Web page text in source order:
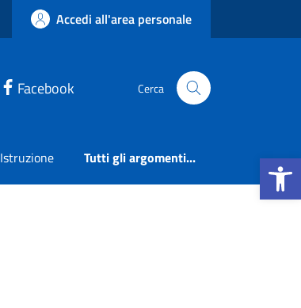
Apri la
Accedi all'area personale
Facebook Cerca
Istruzione Tutti gli argomenti...